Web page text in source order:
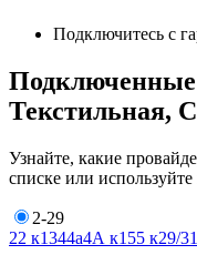
Подключитесь с
Подключенные
Текстильная,
Узнайте, какие
списке или
2-29
22 к1344а4А к1 55 к29/3